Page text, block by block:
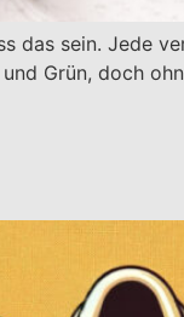
das sein. Jede
Grün, doch